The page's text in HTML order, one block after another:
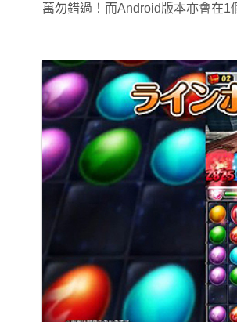
萬勿錯過！而Android版本亦會在1